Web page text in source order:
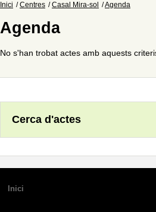
Inici Centres Casal Mira-sol Agenda
Agenda
No s'han trobat actes amb aquests
Cerca d'actes
Inici